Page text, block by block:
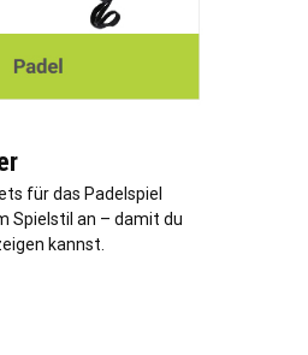
für das Padelspiel
Spielstil an – damit du
kannst.